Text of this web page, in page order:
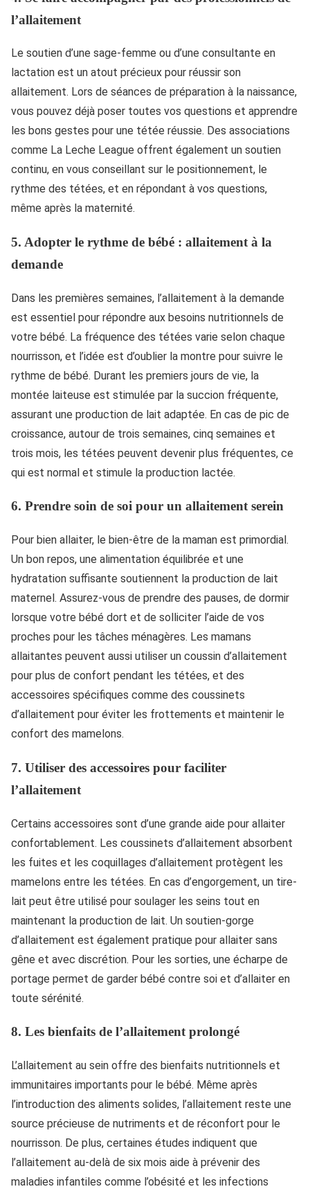
l’allaitement
Le soutien d’une sage-femme ou d’une consultante en
lactation est un atout précieux pour réussir son
allaitement. Lors de séances de préparation à la naissance,
vous pouvez déjà poser toutes vos questions et apprendre
les bons gestes pour une tétée réussie. Des associations
comme La Leche League offrent également un soutien
continu, en vous conseillant sur le positionnement, le
rythme des tétées, et en répondant à vos questions,
même après la maternité.
5. Adopter le rythme de bébé : allaitement à la
demande
Dans les premières semaines, l’allaitement à la demande
est essentiel pour répondre aux besoins nutritionnels de
votre bébé. La fréquence des tétées varie selon chaque
nourrisson, et l’idée est d’oublier la montre pour suivre le
rythme de bébé. Durant les premiers jours de vie, la
montée laiteuse est stimulée par la succion fréquente,
assurant une production de lait adaptée. En cas de pic de
croissance, autour de trois semaines, cinq semaines et
trois mois, les tétées peuvent devenir plus fréquentes, ce
qui est normal et stimule la production lactée.
6. Prendre soin de soi pour un allaitement serein
Pour bien allaiter, le bien-être de la maman est primordial.
Un bon repos, une alimentation équilibrée et une
hydratation suffisante soutiennent la production de lait
maternel. Assurez-vous de prendre des pauses, de dormir
lorsque votre bébé dort et de solliciter l’aide de vos
proches pour les tâches ménagères. Les mamans
allaitantes peuvent aussi utiliser un coussin d’allaitement
pour plus de confort pendant les tétées, et des
accessoires spécifiques comme des coussinets
d’allaitement pour éviter les frottements et maintenir le
confort des mamelons.
7. Utiliser des accessoires pour faciliter
l’allaitement
Certains accessoires sont d’une grande aide pour allaiter
confortablement. Les coussinets d’allaitement absorbent
les fuites et les coquillages d’allaitement protègent les
mamelons entre les tétées. En cas d’engorgement, un tire-
lait peut être utilisé pour soulager les seins tout en
maintenant la production de lait. Un soutien-gorge
d’allaitement est également pratique pour allaiter sans
gêne et avec discrétion. Pour les sorties, une écharpe de
portage permet de garder bébé contre soi et d’allaiter en
toute sérénité.
8. Les bienfaits de l’allaitement prolongé
L’allaitement au sein offre des bienfaits nutritionnels et
immunitaires importants pour le bébé. Même après
l’introduction des aliments solides, l’allaitement reste une
source précieuse de nutriments et de réconfort pour le
nourrisson. De plus, certaines études indiquent que
l’allaitement au-delà de six mois aide à prévenir des
maladies infantiles comme l’obésité et les infections